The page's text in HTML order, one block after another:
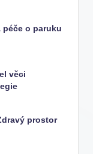
péče o paruku
věci
prostor